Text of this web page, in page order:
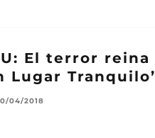
El terror reina
Lugar Tranquilo’
04/2018